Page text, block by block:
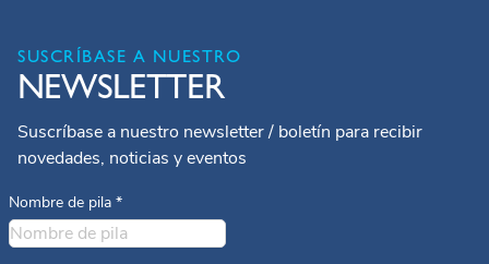
SUSCRÍBASE A NUESTRO
NEWSLETTER
Suscríbase a nuestro newsletter / boletín para recibir
novedades, noticias y eventos
Nombre de pila *